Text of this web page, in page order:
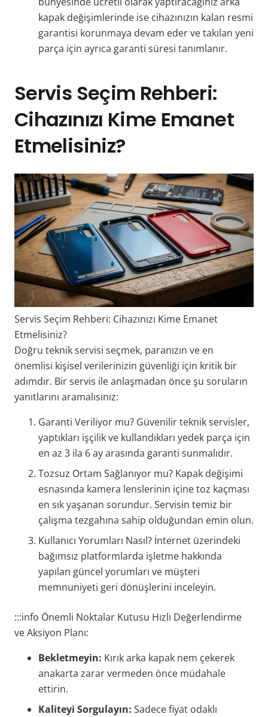
kapak değişimlerinde ise cihazınızın kalan resmi
garantisi korunmaya devam eder ve takılan yeni
parça için ayrıca garanti süresi tanımlanır.
Servis Seçim Rehberi:
Cihazınızı Kime Emanet
Etmelisiniz?
Servis Seçim Rehberi: Cihazınızı Kime Emanet
Etmelisiniz?
Doğru teknik servisi seçmek, paranızın ve en
önemlisi kişisel verilerinizin güvenliği için kritik bir
adımdır. Bir servis ile anlaşmadan önce şu soruların
yanıtlarını aramalısınız:
Garanti Veriliyor mu? Güvenilir teknik servisler,
yaptıkları işçilik ve kullandıkları yedek parça için
en az 3 ila 6 ay arasında garanti sunmalıdır.
Tozsuz Ortam Sağlanıyor mu? Kapak değişimi
esnasında kamera lenslerinin içine toz kaçması
en sık yaşanan sorundur. Servisin temiz bir
çalışma tezgahına sahip olduğundan emin olun.
Kullanıcı Yorumları Nasıl? İnternet üzerindeki
bağımsız platformlarda işletme hakkında
yapılan güncel yorumları ve müşteri
memnuniyeti geri dönüşlerini inceleyin.
:::info Önemli Noktalar Kutusu Hızlı Değerlendirme
ve Aksiyon Planı:
Bekletmeyin: Kırık arka kapak nem çekerek
anakarta zarar vermeden önce müdahale
ettirin.
Kaliteyi Sorgulayın: Sadece fiyat odaklı